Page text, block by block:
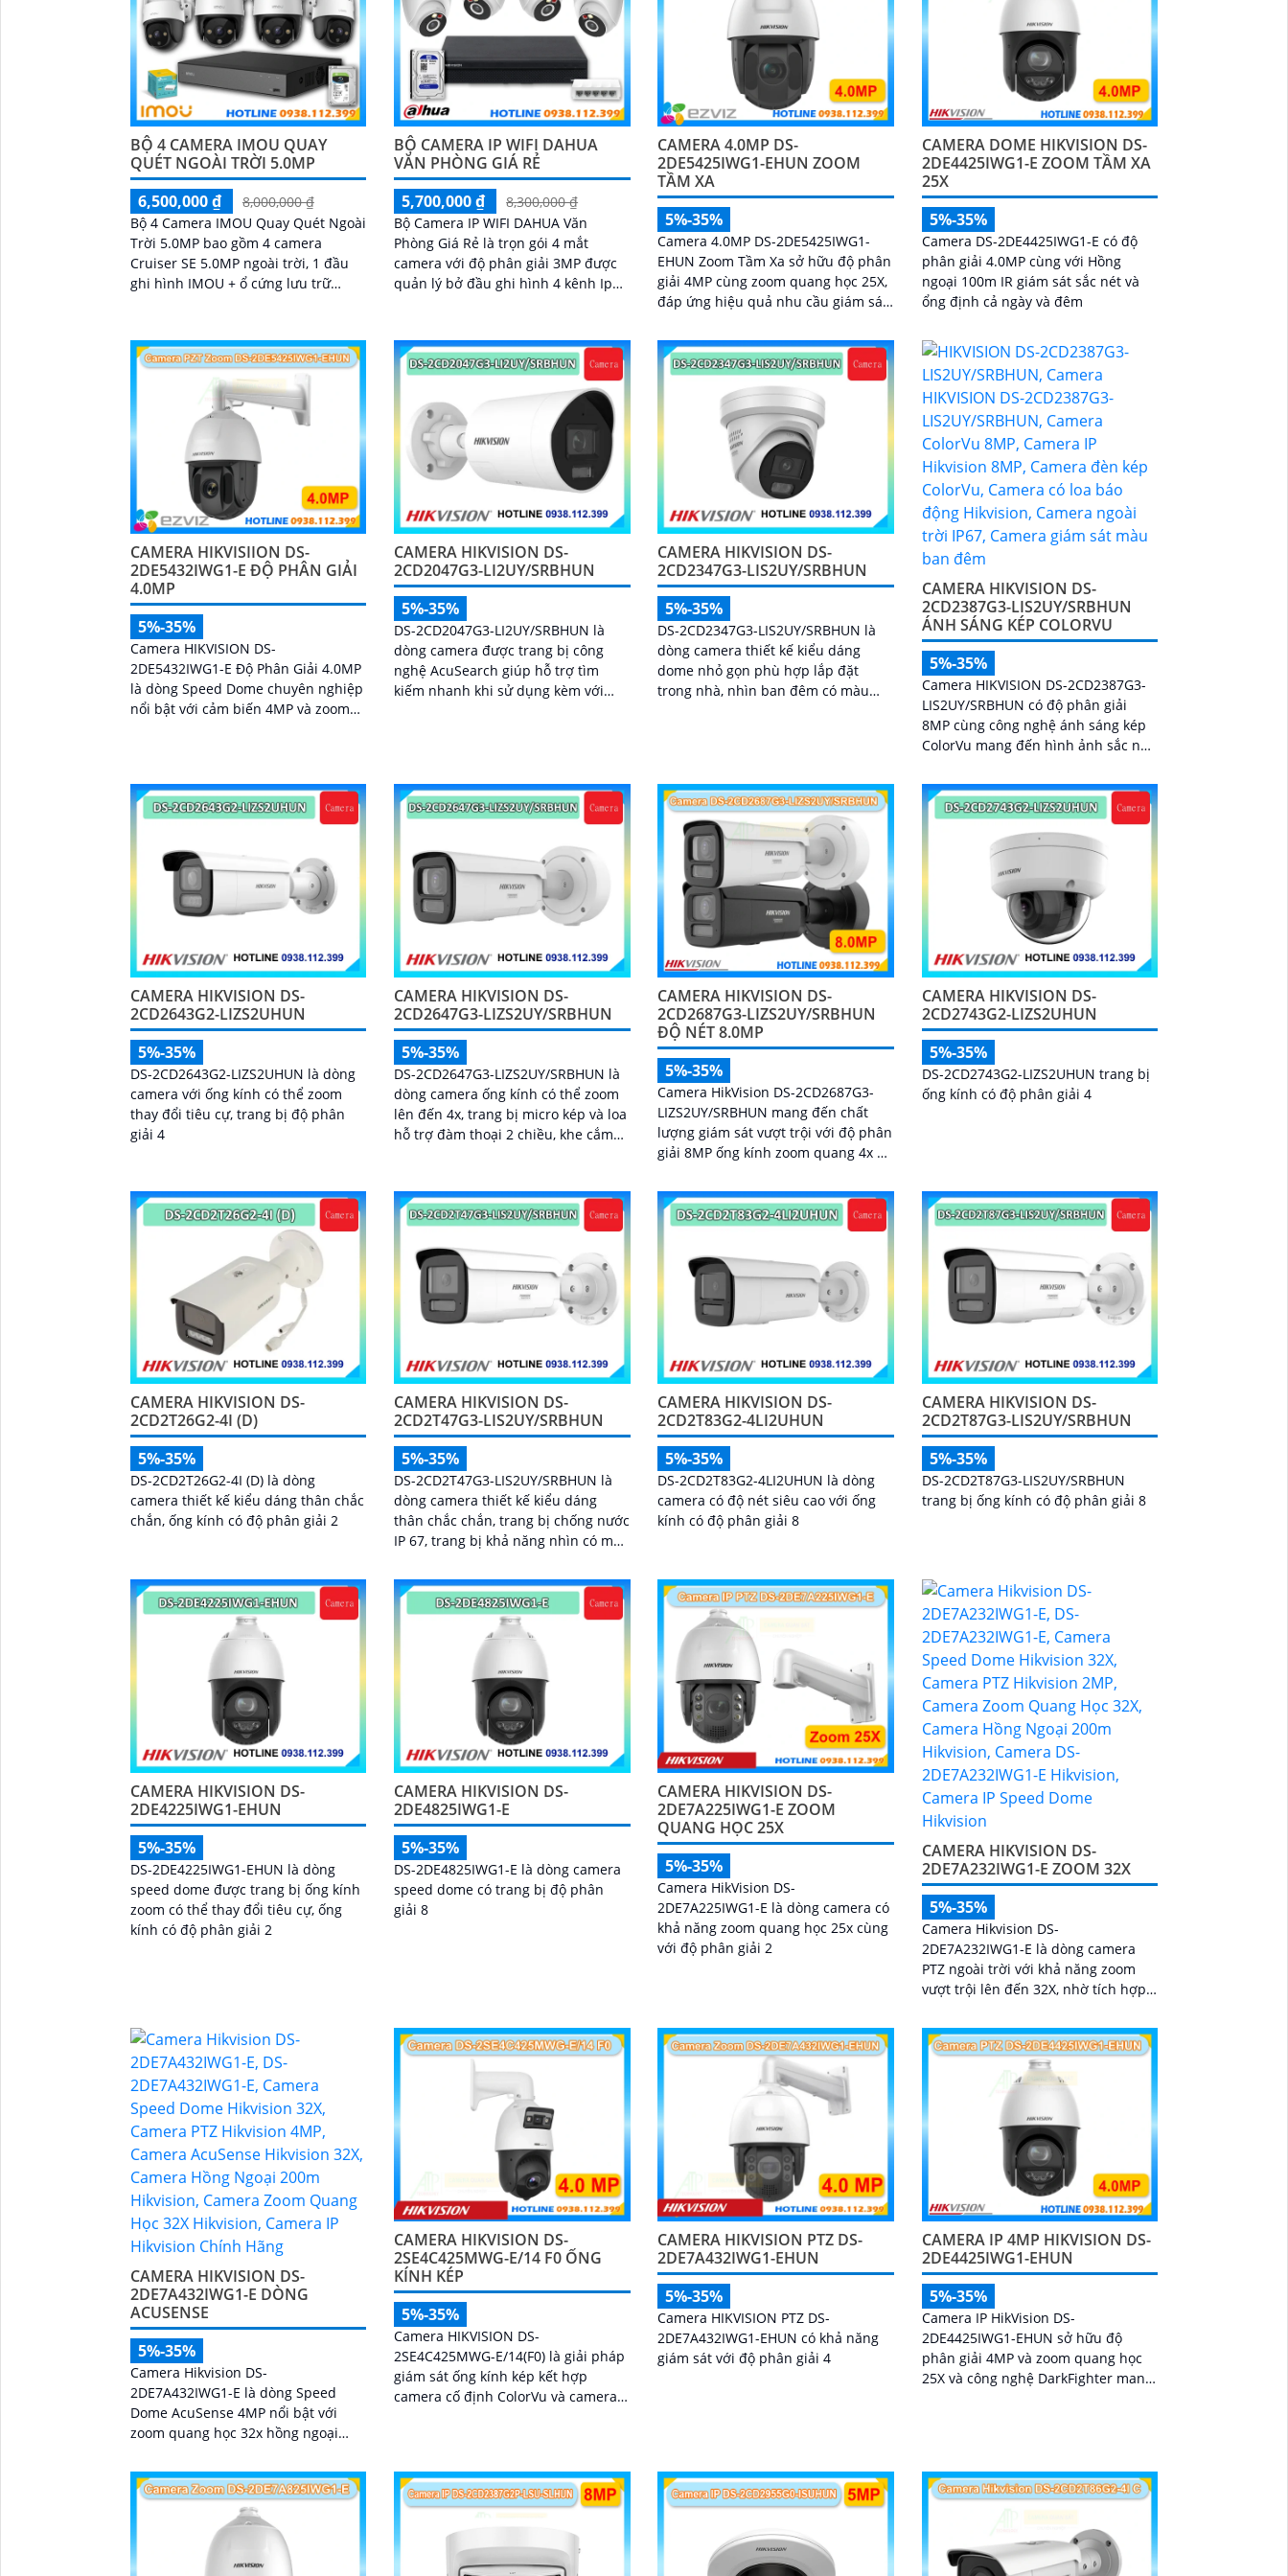
BỘ 4 CAMERA IMOU QUAY
QUÉT NGOÀI TRỜI 5.0MP
6,500,000 ₫
8,000,000 ₫
Bộ 4 Camera IMOU Quay Quét Ngoài
Trời 5.0MP bao gồm 4 camera
Cruiser SE 5.0MP ngoài trời, 1 đầu
ghi hình IMOU + ổ cứng lưu trữ
BỘ CAMERA IP WIFI DAHUA
VĂN PHÒNG GIÁ RẺ
5,700,000 ₫
8,300,000 ₫
Bộ Camera IP WIFI DAHUA Văn
Phòng Giá Rẻ là trọn gói 4 mắt
camera với độ phân giải 3MP được
quản lý bở đầu ghi hình 4 kênh Ip
đủ các chưc năng như AI Phát hiện
chuyển động, đàm thoại âm thanh 2
chiều và giám sát có màu vào ban
đêm
CAMERA 4.0MP DS-
2DE5425IWG1-EHUN ZOOM
TẦM XA
5%-35%
Camera 4.0MP DS-2DE5425IWG1-
EHUN Zoom Tầm Xa sở hữu độ phân
giải 4MP cùng zoom quang học 25X,
đáp ứng hiệu quả nhu cầu giám sát
CAMERA DOME HIKVISION DS-
2DE4425IWG1-E ZOOM TẦM XA
25X
5%-35%
Camera DS-2DE4425IWG1-E có độ
phân giải 4.0MP cùng với Hồng
ngoại 100m IR giám sát sắc nét và
ổng định cả ngày và đêm
CAMERA HIKVISIION DS-
2DE5432IWG1-E ĐỘ PHÂN GIẢI
4.0MP
5%-35%
Camera HIKVISION DS-
2DE5432IWG1-E Độ Phân Giải 4.0MP
là dòng Speed Dome chuyên nghiệp
nổi bật với cảm biến 4MP và zoom
CAMERA HIKVISION DS-
2CD2047G3-LI2UY/SRBHUN
5%-35%
DS-2CD2047G3-LI2UY/SRBHUN là
dòng camera được trang bị công
nghệ AcuSearch giúp hỗ trợ tìm
kiếm nhanh khi sử dụng kèm với
CAMERA HIKVISION DS-
2CD2347G3-LIS2UY/SRBHUN
5%-35%
DS-2CD2347G3-LIS2UY/SRBHUN là
dòng camera thiết kế kiểu dáng
dome nhỏ gọn phù hợp lắp đặt
trong nhà, nhìn ban đêm có màu
CAMERA HIKVISION DS-
2CD2387G3-LIS2UY/SRBHUN
ÁNH SÁNG KÉP COLORVU
5%-35%
Camera HIKVISION DS-2CD2387G3-
LIS2UY/SRBHUN có độ phân giải
8MP cùng công nghệ ánh sáng kép
ColorVu mang đến hình ảnh sắc nét
CAMERA HIKVISION DS-
2CD2643G2-LIZS2UHUN
5%-35%
DS-2CD2643G2-LIZS2UHUN là dòng
camera với ống kính có thể zoom
thay đổi tiêu cự, trang bị độ phân
giải 4
CAMERA HIKVISION DS-
2CD2647G3-LIZS2UY/SRBHUN
5%-35%
DS-2CD2647G3-LIZS2UY/SRBHUN là
dòng camera ống kính có thể zoom
lên đến 4x, trang bị micro kép và loa
hỗ trợ đàm thoại 2 chiều, khe cắm
trong điều kiện ánh sáng yếu, ống
kính có độ phân giải 4
CAMERA HIKVISION DS-
2CD2687G3-LIZS2UY/SRBHUN
ĐỘ NÉT 8.0MP
5%-35%
Camera HikVision DS-2CD2687G3-
LIZS2UY/SRBHUN mang đến chất
lượng giám sát vượt trội với độ phân
giải 8MP ống kính zoom quang 4x và
CAMERA HIKVISION DS-
2CD2743G2-LIZS2UHUN
5%-35%
DS-2CD2743G2-LIZS2UHUN trang bị
ống kính có độ phân giải 4
CAMERA HIKVISION DS-
2CD2T26G2-4I (D)
5%-35%
DS-2CD2T26G2-4I (D) là dòng
camera thiết kế kiểu dáng thân chắc
chắn, ống kính có độ phân giải 2
CAMERA HIKVISION DS-
2CD2T47G3-LIS2UY/SRBHUN
5%-35%
DS-2CD2T47G3-LIS2UY/SRBHUN là
dòng camera thiết kế kiểu dáng
thân chắc chắn, trang bị chống nước
IP 67, trang bị khả năng nhìn có màu
60m, phát hiện chuyển động và
phân biệt được người và phương
CAMERA HIKVISION DS-
2CD2T83G2-4LI2UHUN
5%-35%
DS-2CD2T83G2-4LI2UHUN là dòng
camera có độ nét siêu cao với ống
kính có độ phân giải 8
CAMERA HIKVISION DS-
2CD2T87G3-LIS2UY/SRBHUN
5%-35%
DS-2CD2T87G3-LIS2UY/SRBHUN
trang bị ống kính có độ phân giải 8
CAMERA HIKVISION DS-
2DE4225IWG1-EHUN
5%-35%
DS-2DE4225IWG1-EHUN là dòng
speed dome được trang bị ống kính
zoom có thể thay đổi tiêu cự, ống
kính có độ phân giải 2
CAMERA HIKVISION DS-
2DE4825IWG1-E
5%-35%
DS-2DE4825IWG1-E là dòng camera
speed dome có trang bị độ phân
giải 8
CAMERA HIKVISION DS-
2DE7A225IWG1-E ZOOM
QUANG HỌC 25X
5%-35%
Camera HikVision DS-
2DE7A225IWG1-E là dòng camera có
khả năng zoom quang học 25x cùng
với độ phân giải 2
CAMERA HIKVISION DS-
2DE7A232IWG1-E ZOOM 32X
5%-35%
Camera Hikvision DS-
2DE7A232IWG1-E là dòng camera
PTZ ngoài trời với khả năng zoom
vượt trội lên đến 32X, nhờ tích hợp
hiện chuyển động và phân biệt
người/ phương tiện chính xát bên
cạnh đó là c và loa dược tích hợp
mang đến trãi nghiệm giám sát có
âm thanh
CAMERA HIKVISION DS-
2DE7A432IWG1-E DÒNG
ACUSENSE
5%-35%
Camera Hikvision DS-
2DE7A432IWG1-E là dòng Speed
Dome AcuSense 4MP nổi bật với
zoom quang học 32x hồng ngoại
hình ảnh rõ nét ngày đêm
CAMERA HIKVISION DS-
2SE4C425MWG-E/14 F0 ỐNG
KÍNH KÉP
5%-35%
Camera HIKVISION DS-
2SE4C425MWG-E/14(F0) là giải pháp
giám sát ống kính kép kết hợp
camera cố định ColorVu và camera
CAMERA HIKVISION PTZ DS-
2DE7A432IWG1-EHUN
5%-35%
Camera HIKVISION PTZ DS-
2DE7A432IWG1-EHUN có khả năng
giám sát với độ phân giải 4
CAMERA IP 4MP HIKVISION DS-
2DE4425IWG1-EHUN
5%-35%
Camera IP HikVision DS-
2DE4425IWG1-EHUN sở hữu độ
phân giải 4MP và zoom quang học
25X và công nghệ DarkFighter mang